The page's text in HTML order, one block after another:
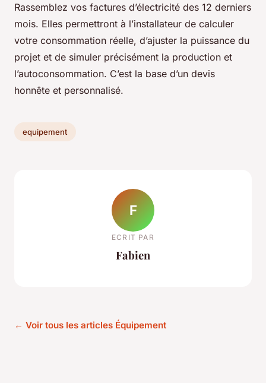
Rassemblez vos factures d’électricité des 12 derniers
mois. Elles permettront à l’installateur de calculer
votre consommation réelle, d’ajuster la puissance du
projet et de simuler précisément la production et
l’autoconsommation. C’est la base d’un devis
honnête et personnalisé.
equipement
F
ECRIT PAR
Fabien
← Voir tous les articles Équipement